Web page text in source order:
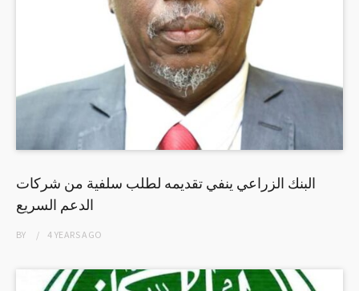
البنك الزراعي ينفي تقديمه لطلب سلفية من شركات
الدعم السريع
BY 4 YEARSAGO